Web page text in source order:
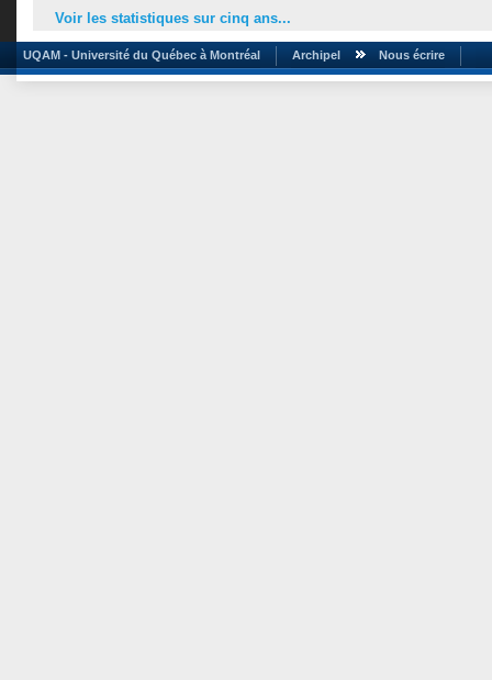
Voir les statistiques sur cinq ans...
UQAM - Université du Québec à Montréal Archipel Nous écrire